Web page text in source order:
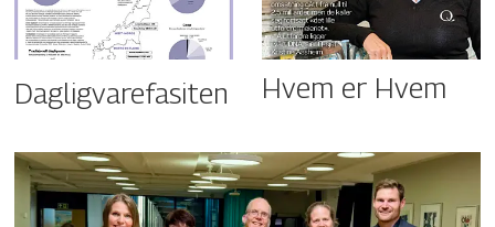
Dagligvarefasiten Hvem er Hvem